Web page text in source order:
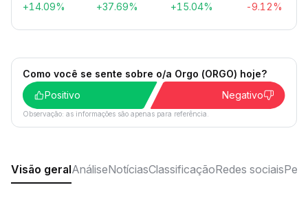
+14.09% +37.69% +15.04% -9.12%
Como você se sente sobre o/a Orgo (ORGO) hoje?
Positivo
Negativo
Observação: as informações são apenas para referência.
Visão geralAnáliseNotíciasClassificaçãoRedes sociais